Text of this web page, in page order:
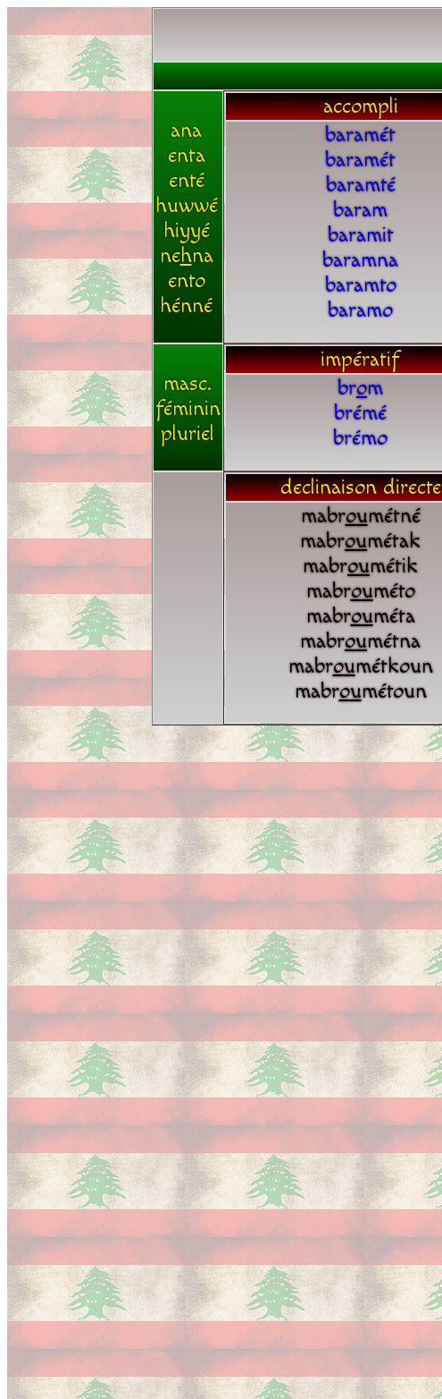
ana
enta
enté
huwwé
hiyyé
nehna
ento
hénné
accompli
baramét
baramét
baramté
baram
baramit
baramna
baramto
baramo
masc.
féminin
pluriel
impératif
brom
brémé
brémo
declinaison directe
mabroumétné
mabroumétak
mabroumétik
mabrouméto
mabrouméta
mabroumétna
mabroumétkoun
mabroumétoun